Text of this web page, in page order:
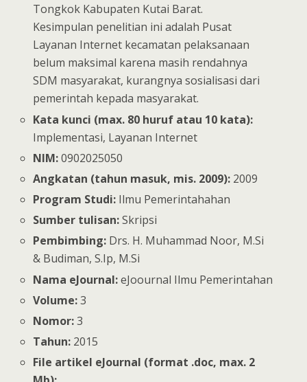
Tongkok Kabupaten Kutai Barat.
Kesimpulan penelitian ini adalah Pusat
Layanan Internet kecamatan pelaksanaan
belum maksimal karena masih rendahnya
SDM masyarakat, kurangnya sosialisasi dari
pemerintah kepada masyarakat.
Kata kunci (max. 80 huruf atau 10 kata):
Implementasi, Layanan Internet
NIM:0902025050
Angkatan (tahun masuk, mis. 2009): 2009
Program Studi: Ilmu Pemerintahahan
Sumber tulisan:Skripsi
Pembimbing: Drs. H. Muhammad Noor, M.Si
& Budiman, S.Ip, M.Si
Nama eJournal:eJoournal Ilmu Pemerintahan
Volume:3
Nomor:3
Tahun: 2015
File artikel eJournal (format .doc, max. 2